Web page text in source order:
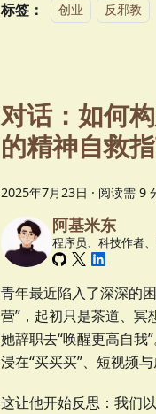
标签： 创业 反邪教
对话：如何
的精神自救
2025年7月23日 · 阅读需 9
阿基米东
程序员、科技作者
青年最近陷入了深深的
营”，起初只是茶道、冥
她辞职去“唤醒更高自我
浸在“买买买”、短视频
这让他开始反思：我们